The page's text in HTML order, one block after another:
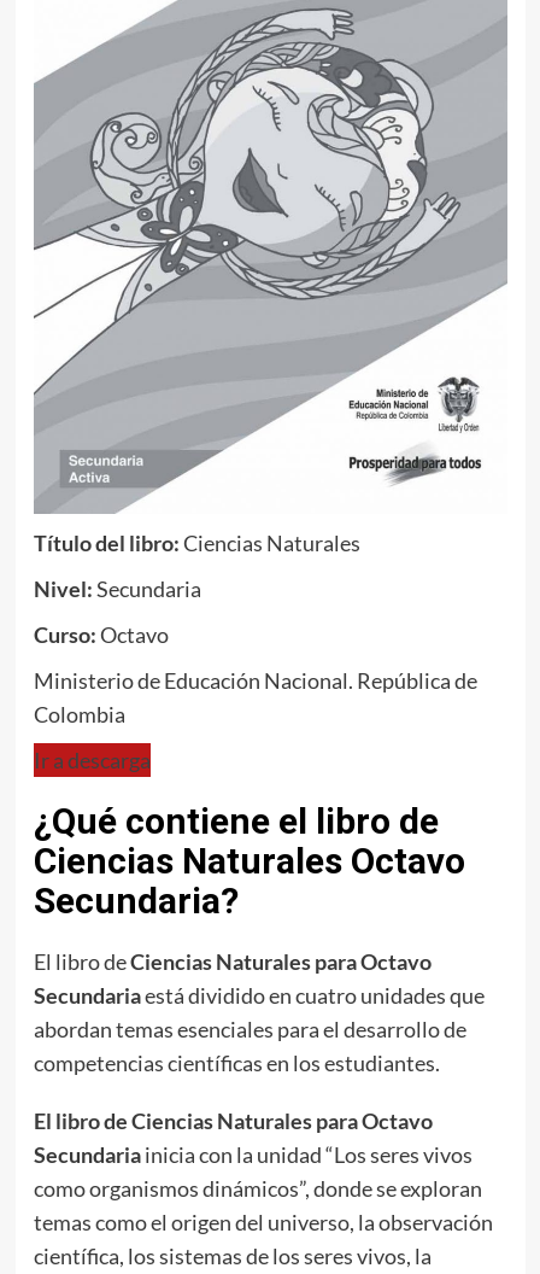
Título del libro:Ciencias Naturales
Nivel:Secundaria
Curso:Octavo
Ministerio de Educación Nacional. República de
Colombia
Ir a descarga
¿Qué contiene el libro de
Ciencias Naturales Octavo
Secundaria?
El libro deCiencias Naturales para Octavo
Secundariaestá dividido en cuatro unidades que
abordan temas esenciales para el desarrollo de
competencias científicas en los estudiantes.
El libro de Ciencias Naturales para Octavo
Secundariainicia con la unidad “Los seres vivos
como organismos dinámicos”, donde se exploran
temas como el origen del universo, la observación
científica, los sistemas de los seres vivos, la